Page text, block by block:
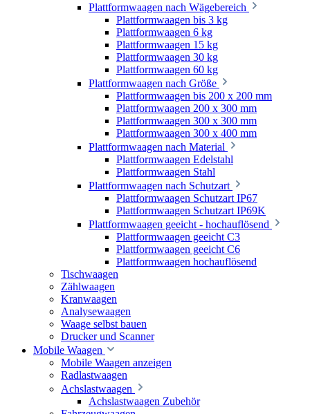
Plattformwaagen nach Wägebereich
Plattformwaagen bis 3 kg
Plattformwaagen 6 kg
Plattformwaagen 15 kg
Plattformwaagen 30 kg
Plattformwaagen 60 kg
Plattformwaagen nach Größe
Plattformwaagen bis 200 x 200 mm
Plattformwaagen 200 x 300 mm
Plattformwaagen 300 x 300 mm
Plattformwaagen 300 x 400 mm
Plattformwaagen nach Material
Plattformwaagen Edelstahl
Plattformwaagen Stahl
Plattformwaagen nach Schutzart
Plattformwaagen Schutzart IP67
Plattformwaagen Schutzart IP69K
Plattformwaagen geeicht - hochauflösend
Plattformwaagen geeicht C3
Plattformwaagen geeicht C6
Plattformwaagen hochauflösend
Tischwaagen
Zählwaagen
Kranwaagen
Analysewaagen
Waage selbst bauen
Drucker und Scanner
Mobile Waagen
Mobile Waagen anzeigen
Radlastwaagen
Achslastwaagen
Achslastwaagen Zubehör